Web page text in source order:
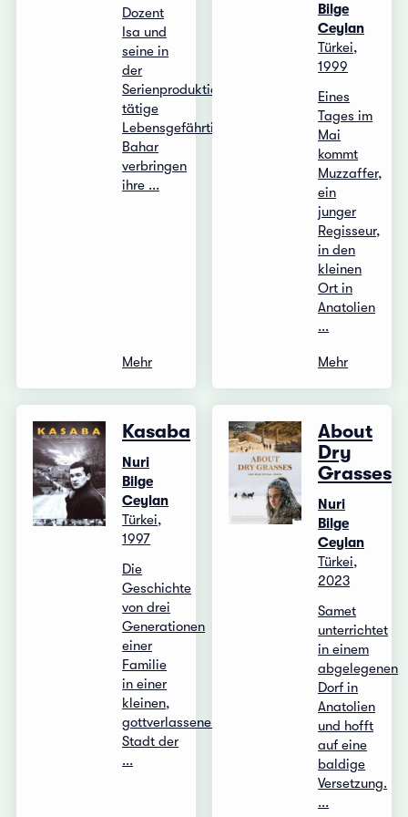
Dozent
Isa und
seine in
der
Serienproduktion
tätige
Lebensgefährtin
Bahar
verbringen
ihre ...
Mehr
Bilge
Ceylan
Türkei,
1999
Eines
Tages im
Mai
kommt
Muzzaffer,
ein
junger
Regisseur,
in den
kleinen
Ort in
Anatolien
...
Mehr
Kasaba
Nuri
Bilge
Ceylan
Türkei,
1997
Die
Geschichte
von drei
Generationen
einer
Familie
in einer
kleinen,
gottverlassenen
Stadt der
...
About
Dry
Grasses
Nuri
Bilge
Ceylan
Türkei,
2023
Samet
unterrichtet
in einem
abgelegenen
Dorf in
Anatolien
und hofft
auf eine
baldige
Versetzung.
...